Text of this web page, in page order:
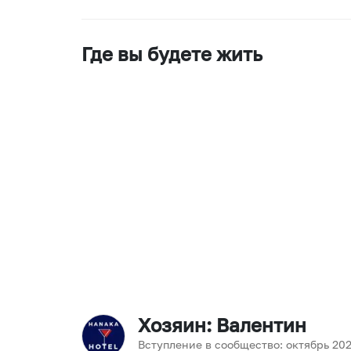
Где вы будете жить
Хозяин: Валентин
Вступление в сообщество: октябрь